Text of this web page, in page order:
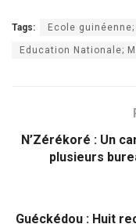
Tags: Ecole
Education Nationale;
N’Zérékoré : Un
plusieurs
Guéckédou : Huit